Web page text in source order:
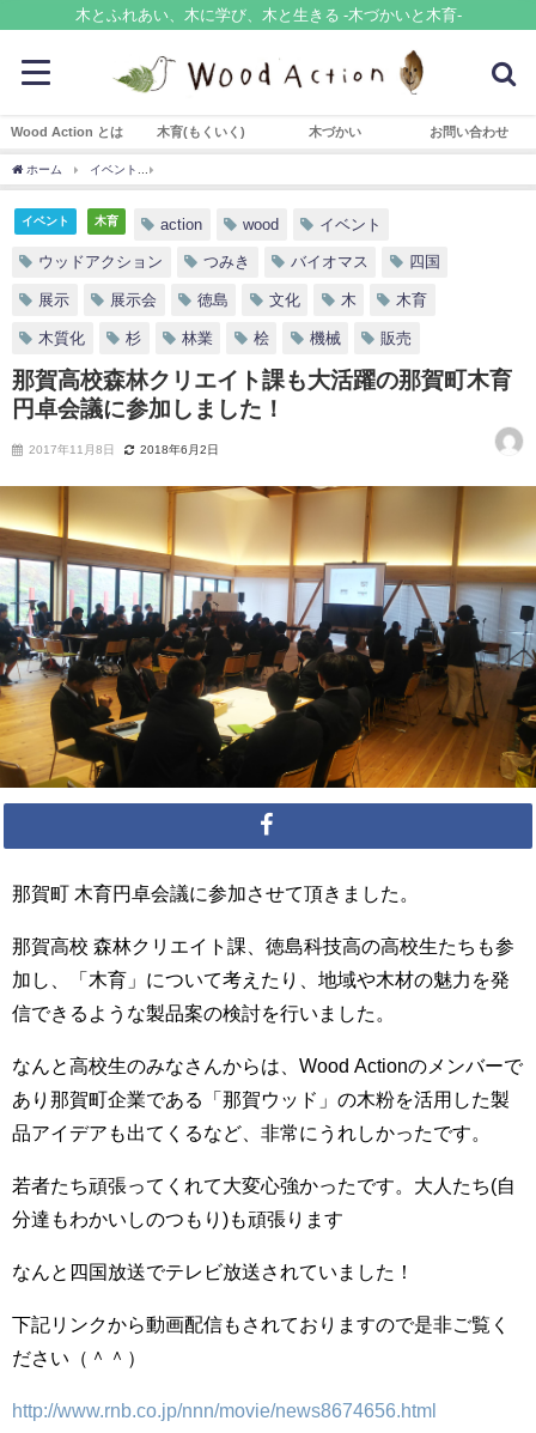
木とふれあい、木に学び、木と生きる -木づかいと木育-
Wood Action とは 木育(もくいく) 木づかい お問い合わせ
ホーム イベント
イベント 木育 action wood イベント
ウッドアクション つみき バイオマス 四国
展示 展示会 徳島 文化 木 木育
木質化 杉 林業 桧 機械 販売
那賀高校森林クリエイト課も大活躍の那賀町木育
円卓会議に参加しました！
2017年11月8日 2018年6月2日
那賀町 木育円卓会議に参加させて頂きました。
那賀高校 森林クリエイト課、徳島科技高の高校生たちも参
加し、「木育」について考えたり、地域や木材の魅力を発
信できるような製品案の検討を行いました。
なんと高校生のみなさんからは、Wood Actionのメンバーで
あり那賀町企業である「那賀ウッド」の木粉を活用した製
品アイデアも出てくるなど、非常にうれしかったです。
若者たち頑張ってくれて大変心強かったです。大人たち(自
分達もわかいしのつもり)も頑張ります
なんと四国放送でテレビ放送されていました！
下記リンクから動画配信もされておりますので是非ご覧く
ださい（＾＾）
http://www.rnb.co.jp/nnn/movie/news8674656.html